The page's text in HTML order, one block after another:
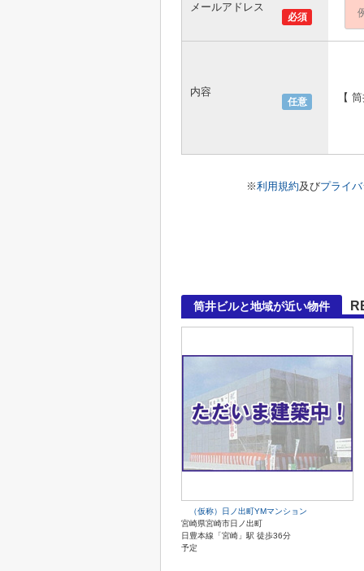
必須
メールアドレス
任意
内容 【
※利用規約及びプライ
筒井ビルと地域が近い物件
（仮称）日ノ出町YMマンション
宮崎県宮崎市日ノ出町
日豊本線「宮崎」駅 徒歩36分
予定